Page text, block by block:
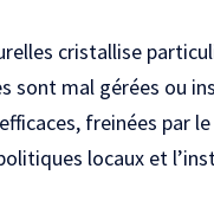
cristallise
sont mal gérées ou
freinées par
locaux et